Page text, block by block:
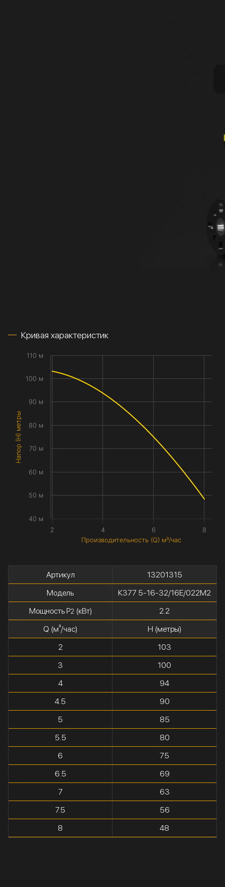
Кривая характеристик
Производительность (Q) м³/час
Напор (H) метры
2 4 6 8
40 м
50 м
60 м
70 м
80 м
90 м
100 м
110 м
Артикул
13201315
Модель
К377 5-16-32/16Е/022М2
Мощность P2(кВт)
2.2
Q (м³/час)
H (метры)
2
103
3
100
4
94
4.5
90
5
85
5.5
80
6
75
6.5
69
7
63
7.5
56
8
48